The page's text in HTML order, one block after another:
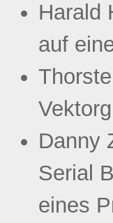
Harald
auf
Danny
Serial
eines